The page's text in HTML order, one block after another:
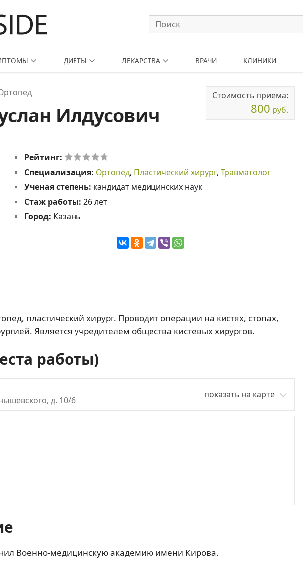
ДИЕТЫ ЛЕКАРСТВА ВРАЧИ КЛИНИКИ
Илдусович
Стоимость приема:
800 руб.
Рейтинг:
Специализация: Ортопед, Пластический хирург, Травматолог
Ученая степень: кандидат медицинских наук
Стаж работы: 26 лет
Город: Казань
пластический хирург. Проводит операции на кистях, стопах,
Является учредителем общества кистевых хирургов.
работы)
д. 10/6
показать на карте
Военно-медицинскую академию имени Кирова.